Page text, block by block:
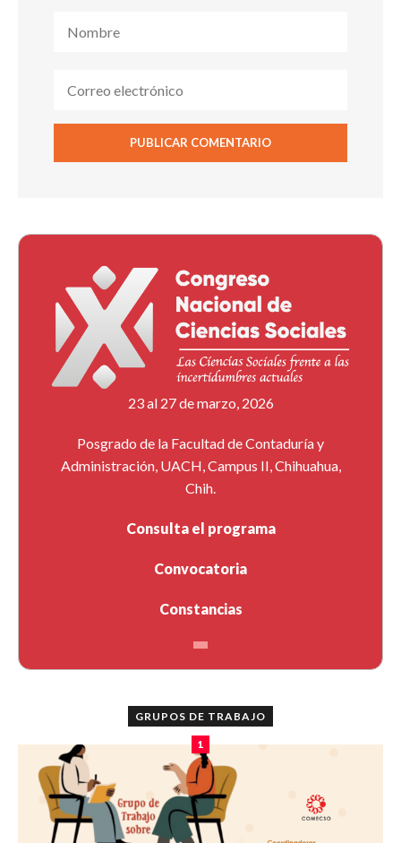
23 al 27 de marzo, 2026
Posgrado de la Facultad de Contaduría y
Administración, UACH, Campus II, Chihuahua,
Chih.
Consulta el programa
Convocatoria
Constancias
GRUPOS DE TRABAJO
1